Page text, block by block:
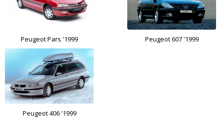
Peugeot Pars '1999 Peugeot 607 '1999
Peugeot 406 '1999